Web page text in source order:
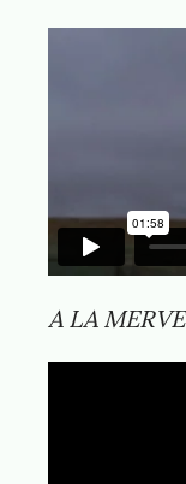
A LA